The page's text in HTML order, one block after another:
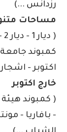
رزدانس ...)
مساحات
كمبوند جامعة
اكتوبر -
خارج اكتوبر
( كمبوند
- بافاريا -